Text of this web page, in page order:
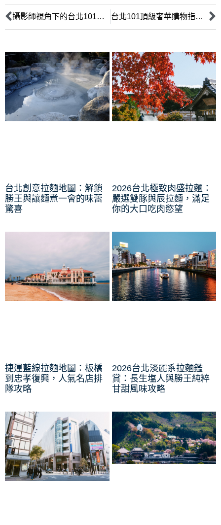
攝影師視角下的台北101：穿梭摩天樓光影，尋訪百年嶢陽茶韻 台北101頂級奢華購物指南：精選國際精品與台灣茶道品味之旅
台北創意拉麵地圖：解鎖
勝王與讓麵煮一會的味蕾
驚喜
2026台北極致肉盛拉麵：
嚴選雙豚與辰拉麵，滿足
你的大口吃肉慾望
捷運藍線拉麵地圖：板橋
到忠孝復興，人氣名店排
隊攻略
2026台北淡麗系拉麵鑑
賞：長生塩人與勝王純粹
甘甜風味攻略